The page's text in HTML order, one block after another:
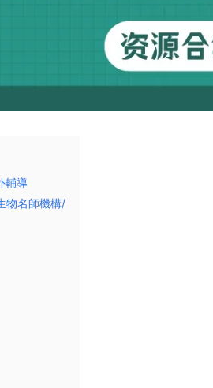
輔導
物名師機構/